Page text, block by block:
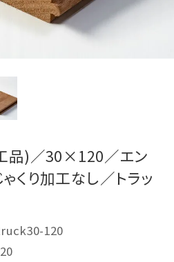
品)／30×120／エン
くり加工なし／トラッ
120